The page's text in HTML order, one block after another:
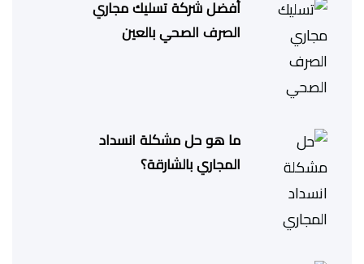
أفضل شركة تسليك مجاري
الصرف الصحي بالعين
ما هو حل مشكلة انسداد
المجاري بالشارقة؟